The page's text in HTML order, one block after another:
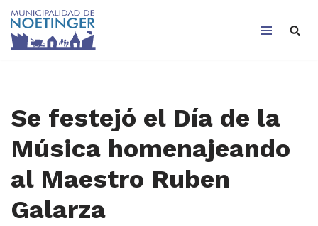
Saltar
Se festejó el Día de la
Música homenajeando
al Maestro Ruben
Galarza